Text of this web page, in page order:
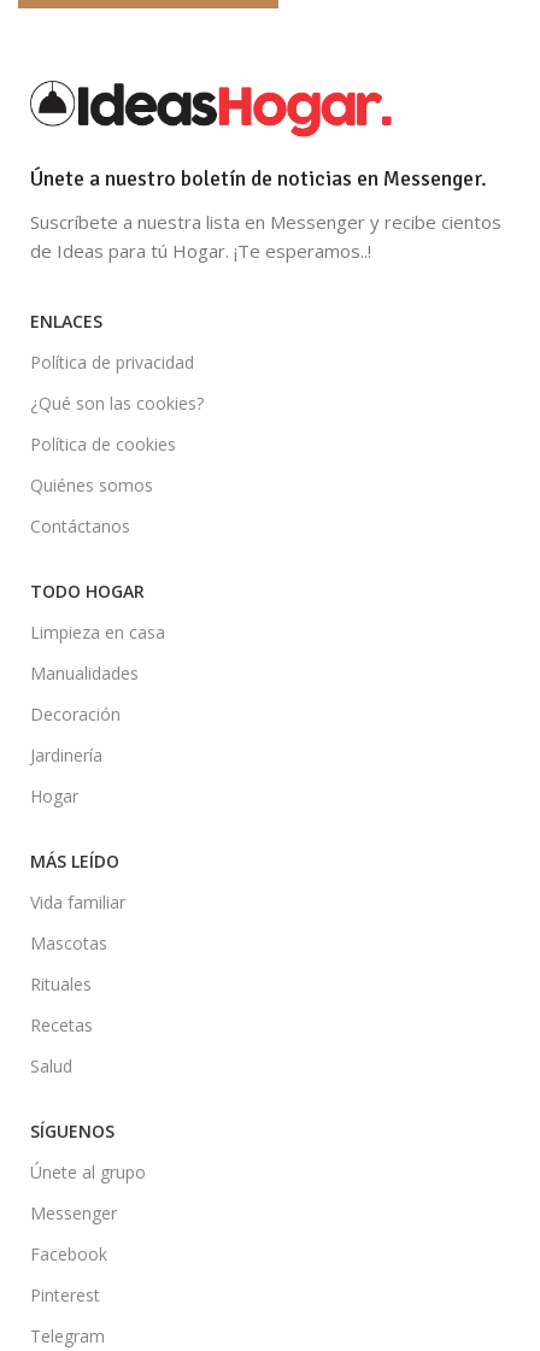
Únete a nuestro boletín de noticias en Messenger.
Suscríbete a nuestra lista en Messenger y recibe cientos
de Ideas para tú Hogar. ¡Te esperamos..!
ENLACES
Política de privacidad
¿Qué son las cookies?
Política de cookies
Quiénes somos
Contáctanos
TODO HOGAR
Limpieza en casa
Manualidades
Decoración
Jardinería
Hogar
MÁS LEÍDO
Vida familiar
Mascotas
Rituales
Recetas
Salud
SÍGUENOS
Únete al grupo
Messenger
Facebook
Pinterest
Telegram